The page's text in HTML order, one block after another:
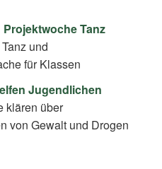
Tanz
und
für Klassen
Jugendlichen
klären über
von Gewalt und Drogen